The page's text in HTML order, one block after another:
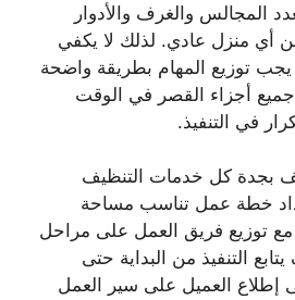
المجالس والغرف والأدوار
أي منزل عادي. لذلك لا يكفي
يجب توزيع المهام بطريقة واضحة
أجزاء القصر في الوقت
في التنفيذ.
بجدة كل خدمات التنظيف
خطة عمل تناسب مساحة
مع توزيع فريق العمل على مراحل
التنفيذ من البداية حتى
إطلاع العميل على سير العمل